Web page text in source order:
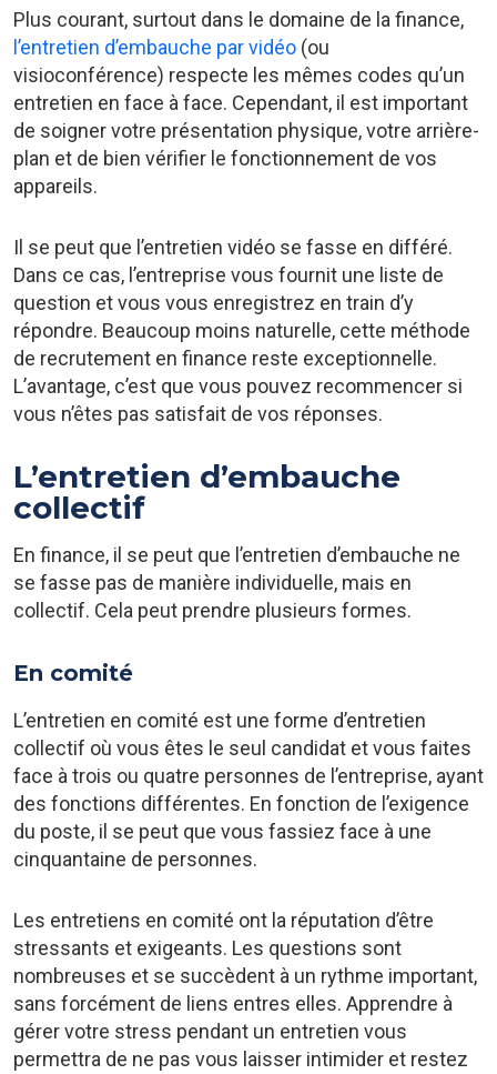
Plus courant, surtout dans le domaine de la finance,
l’entretien d’embauche par vidéo (ou
visioconférence) respecte les mêmes codes qu’un
entretien en face à face. Cependant, il est important
de soigner votre présentation physique, votre arrière-
plan et de bien vérifier le fonctionnement de vos
appareils.
Il se peut que l’entretien vidéo se fasse en différé.
Dans ce cas, l’entreprise vous fournit une liste de
question et vous vous enregistrez en train d’y
répondre. Beaucoup moins naturelle, cette méthode
de recrutement en finance reste exceptionnelle.
L’avantage, c’est que vous pouvez recommencer si
vous n’êtes pas satisfait de vos réponses.
L’entretien d’embauche
collectif
En finance, il se peut que l’entretien d’embauche ne
se fasse pas de manière individuelle, mais en
collectif. Cela peut prendre plusieurs formes.
En comité
L’entretien en comité est une forme d’entretien
collectif où vous êtes le seul candidat et vous faites
face à trois ou quatre personnes de l’entreprise, ayant
des fonctions différentes. En fonction de l’exigence
du poste, il se peut que vous fassiez face à une
cinquantaine de personnes.
Les entretiens en comité ont la réputation d’être
stressants et exigeants. Les questions sont
nombreuses et se succèdent à un rythme important,
sans forcément de liens entres elles. Apprendre à
gérer votre stress pendant un entretien vous
permettra de ne pas vous laisser intimider et restez